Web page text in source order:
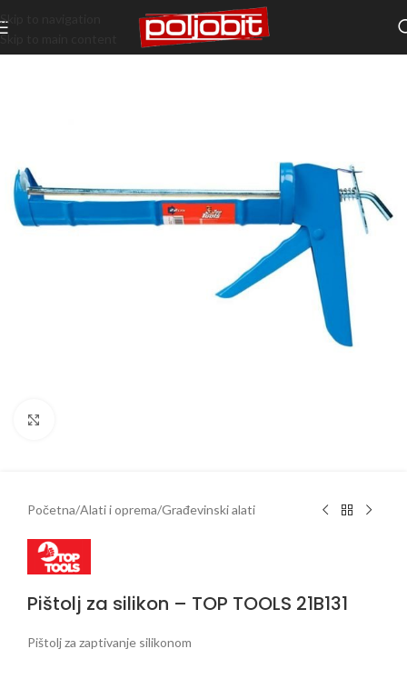
Skip to navigation
Skip to main content
Početna/Alati i oprema/Građevinski alati
Pištolj za silikon – TOP TOOLS 21B131
Pištolj za zaptivanje silikonom